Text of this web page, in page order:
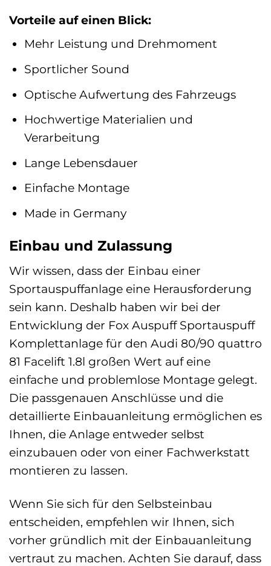
Vorteile auf einen Blick:
Mehr Leistung und Drehmoment
Sportlicher Sound
Optische Aufwertung des Fahrzeugs
Hochwertige Materialien und
Verarbeitung
Lange Lebensdauer
Einfache Montage
Made in Germany
Einbau und Zulassung
Wir wissen, dass der Einbau einer
Sportauspuffanlage eine Herausforderung
sein kann. Deshalb haben wir bei der
Entwicklung der Fox Auspuff Sportauspuff
Komplettanlage für den Audi 80/90 quattro
81 Facelift 1.8l großen Wert auf eine
einfache und problemlose Montage gelegt.
Die passgenauen Anschlüsse und die
detaillierte Einbauanleitung ermöglichen es
Ihnen, die Anlage entweder selbst
einzubauen oder von einer Fachwerkstatt
montieren zu lassen.
Wenn Sie sich für den Selbsteinbau
entscheiden, empfehlen wir Ihnen, sich
vorher gründlich mit der Einbauanleitung
vertraut zu machen. Achten Sie darauf, dass